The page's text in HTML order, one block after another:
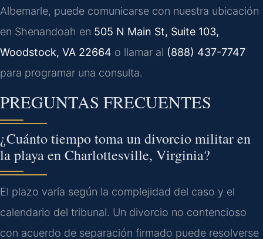
Albemarle, puede comunicarse con nuestra ubicación
en Shenandoah en 505 N Main St, Suite 103,
Woodstock, VA 22664 o llamar al (888) 437-7747
para programar una consulta.
PREGUNTAS FRECUENTES
¿Cuánto tiempo toma un divorcio militar en
la playa en Charlottesville, Virginia?
El plazo varía según la complejidad del caso y el
calendario del tribunal. Un divorcio no contencioso
con acuerdo de separación firmado puede resolverse